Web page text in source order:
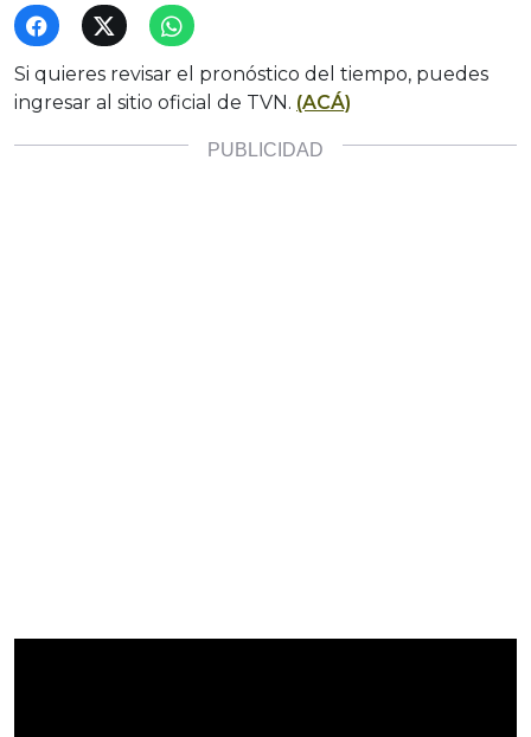
Si quieres revisar el pronóstico del tiempo, puedes
ingresar al sitio oficial de TVN. (ACÁ)